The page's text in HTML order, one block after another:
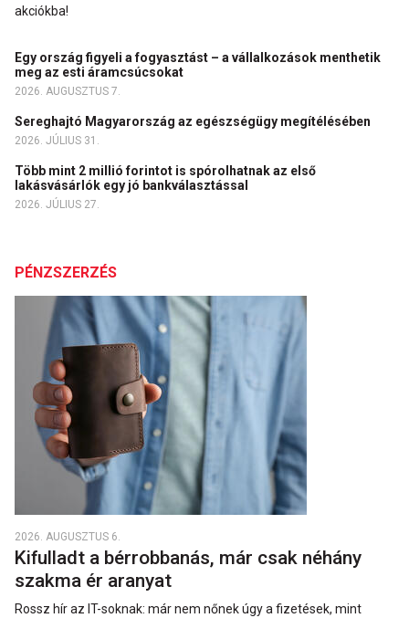
akciókba!
Egy ország figyeli a fogyasztást – a vállalkozások menthetik
meg az esti áramcsúcsokat
2026. AUGUSZTUS 7.
Sereghajtó Magyarország az egészségügy megítélésében
2026. JÚLIUS 31.
Több mint 2 millió forintot is spórolhatnak az első
lakásvásárlók egy jó bankválasztással
2026. JÚLIUS 27.
PÉNZSZERZÉS
2026. AUGUSZTUS 6.
Kifulladt a bérrobbanás, már csak néhány
szakma ér aranyat
Rossz hír az IT-soknak: már nem nőnek úgy a fizetések, mint